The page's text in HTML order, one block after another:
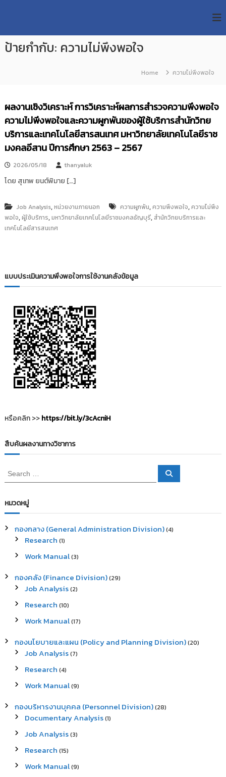
p
U
T
e
a
r
c
h
e
o
s
i
y
ค
ลั
ง
ข้
อ
มู
ล
ง
น
จั
ย
วิ
ท
ท
โ
น
ล
ร
า
ง
ค
ล
ธั
ป้ายกำกับ: ความไม่พึงพอใจ
Home ความไม่พึงพอใจ
ผลงานเชิงวิเคราะห์ การวิเคราะห์ผลการสำรวจความพึงพอใจ
ความไม่พึงพอใจและความผูกพันของผู้ใช้บริการสำนักวิทย
บริการและเทคโนโลยีสารสนเทศ มหาวิทยาลัยเทคโนโลยีราช
มงคลอีสาน ปีการศึกษา 2563 – 2567
2026/05/18 thanyaluk
โดย สุเทพ ยนต์พิมาย […]
Job Analysis,หน่วยงานภายนอก ความผูกพัน,ความพึงพอใจ,ความไม่พึง
พอใจ,ผู้ใช้บริการ,มหาวิทยาลัยเทคโนโลยีราชมงคลธัญบุรี, สำนักวิทยบริการและ
เทคโนโลยีสารสนเทศ
แบบประเมินความพึงพอใจการใช้งานคลังข้อมูล
หรือคลิก >>https://bit.ly/3cAcniH
สืบค้นผลงานทางวิชาการ
e
r
c
f
S
หมวดหมู่
กองกลาง (General Administration Division)(4)
Research (1)
Work Manual(3)
กองคลัง (Finance Division)(29)
Job Analysis(2)
Research (10)
Work Manual(17)
กองนโยบายและแผน (Policy and Planning Division)(20)
Job Analysis(7)
Research (4)
Work Manual(9)
กองบริหารงานบุคคล (Personnel Division)(28)
Documentary Analysis(1)
Job Analysis(3)
Research (15)
Work Manual(9)